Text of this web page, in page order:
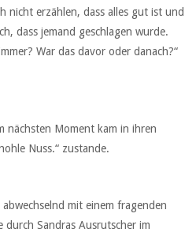
nicht erzählen, dass alles gut ist und
dass jemand geschlagen wurde.
War das davor oder danach?“
nächsten Moment kam in ihren
Nuss.“ zustande.
mit einem fragenden
durch Sandras Ausrutscher im